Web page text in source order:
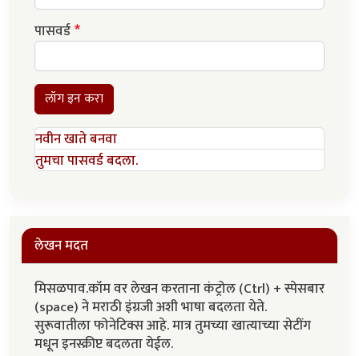
पासवर्ड
लॉग इन करा
नवीन खाते बनवा
तुमचा पासवर्ड बदला.
लेखन मदत
मिसळपाव.कॉम वर लेखन करताना कंट्रोल (Ctrl) + स्पेसबार
(space) ने मराठी इंग्रजी अशी भाषा बदलता येते.
सुरूवातीला फोनेटिक्स आहे. मात्र तुमच्या खात्याच्या सेटींग
मधून इनस्क्रीप्ट बदलता येईल.